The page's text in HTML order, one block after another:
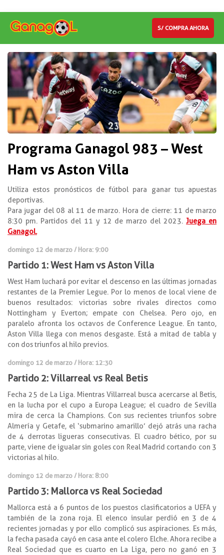
S/ COMPRA AHORA
Programa Ganagol 983 – West
Ham vs Aston Villa
Utiliza estos pronósticos de fútbol para ganar tus apuestas
deportivas.
Para jugar del 08 al 11 de marzo. Hora de cierre: 11 de marzo
8:30 pm. Partidos del 11 y 12 de marzo del 2023.Juega en
Ganagol.
domingo 12 de marzo / Hora: 9:00
Partido 1: West Ham vs Aston Villa
West Ham luchará por evitar el descenso en las últimas jornadas
restantes de la Premier Legue. Por lo menos de local viene de
buenos resultados: victorias sobre rivales directos como
Nottingham y Everton; empate con Chelsea. Pero ojo, en
paralelo afronta los octavos de Conference League. En tanto,
Aston Villa llega con menos desgaste. Está a mitad de tabla y
con dos triunfos al hilo previos.
domingo 12 de marzo / Hora: 12:30
Partido 2: Villarreal vs Real Betis
Fecha 25 de La Liga. Mientras Villarreal busca acercarse al Betis,
en la lucha por el cupo a Europa League; el cuadro de Sevilla
mira de cerca la Champions. Con sus recientes triunfos sobre
Almería y Getafe, el ‘submarino amarillo’ dejó atrás una racha
de 4 derrotas ligueras consecutivas. El cuadro bético, por su
parte, viene de igualar sin goles con Real Madrid cortando con 3
victorias al hilo.
domingo 12 de marzo / Hora: 8:00
Partido 3: Mallorca vs Real Sociedad
Mallorca está a 6 puntos de los puestos clasificatorios a UEFA y
también de la zona roja. El elenco insular perdió en 3 de 4
recientes jornadas y por ello complicó sus aspiraciones. Es más,
la fecha pasada cayó en casa ante el colero Elche. Ahora recibe a
Real Sociedad que es cuarto en La Liga, pero no ganó en 3